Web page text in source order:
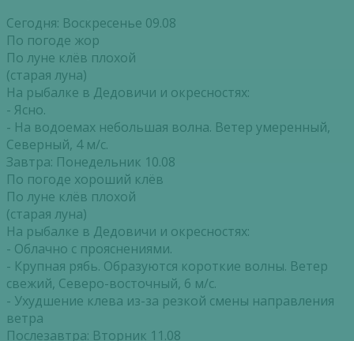
Сегодня: Воскресенье 09.08
По погоде жор
По луне клёв плохой
(старая луна)
На рыбалке в Дедовичи и окресностях:
- Ясно.
- На водоемах небольшая волна. Ветер умеренный,
Северный, 4 м/с.
Завтра: Понедельник 10.08
По погоде хороший клёв
По луне клёв плохой
(старая луна)
На рыбалке в Дедовичи и окресностях:
- Облачно с прояснениями.
- Крупная рябь. Образуются короткие волны. Ветер
свежий, Северо-восточный, 6 м/с.
- Ухудшение клева из-за резкой смены направления
ветра
Послезавтра: Вторник 11.08